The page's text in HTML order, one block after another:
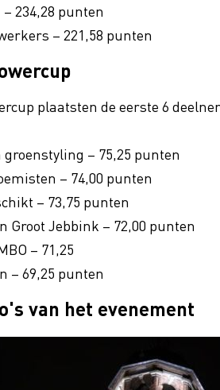
234,28 punten
– 221,58 punten
plaatsten de eerste 6
– 75,25 punten
– 74,00 punten
– 73,75 punten
Jebbink – 72,00 punten
– 71,25
– 69,25 punten
van het evenement